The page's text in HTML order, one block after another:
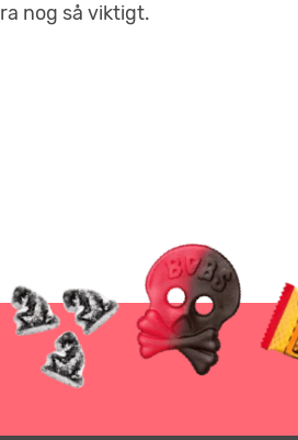
nog så viktigt.